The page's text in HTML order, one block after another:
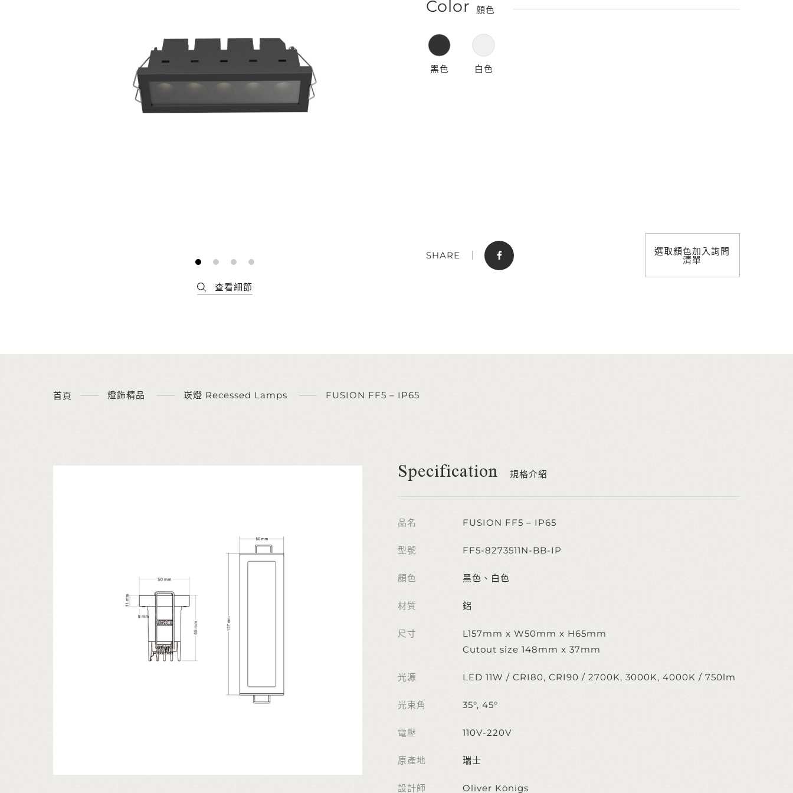
Color 顏色
黑色 白色
選取顏色加入詢問
清單
SHARE
首頁 燈飾精品 崁燈 Recessed Lamps FUSION FF5 – IP65
Specification 規格介紹
品名 FUSION FF5 – IP65
型號 FF5-8273511N-BB-IP
顏色 黑色、白色
材質 鋁
尺寸
L157mm x W50mm x H65mm
Cutout size 148mm x 37mm
光源 LED 11W / CRI80, CRI90 / 2700K, 3000K, 4000K / 750lm
光束角 35°, 45°
電壓 110V-220V
原產地 瑞士
設計師 Oliver Königs